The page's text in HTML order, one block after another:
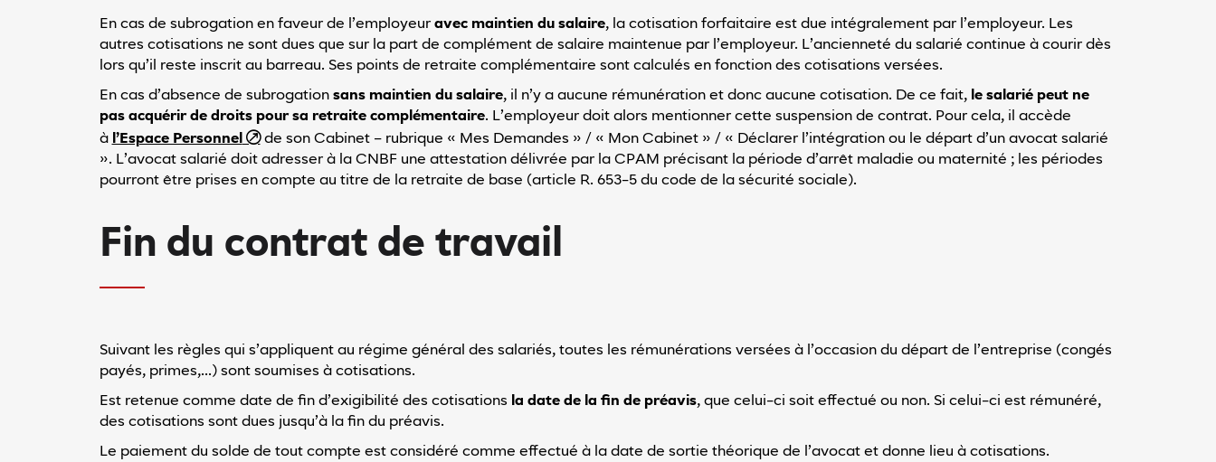
En cas de subrogation en faveur de l’employeur avec maintien du salaire, la cotisation forfaitaire est due intégralement par l’employeur. Les
autres cotisations ne sont dues que sur la part de complément de salaire maintenue par l’employeur. L’ancienneté du salarié continue à courir dès
lors qu’il reste inscrit au barreau. Ses points de retraite complémentaire sont calculés en fonction des cotisations versées.
En cas d’absence de subrogation sans maintien du salaire, il n’y a aucune rémunération et donc aucune cotisation. De ce fait, le salarié peut ne
pas acquérir de droits pour sa retraite complémentaire. L’employeur doit alors mentionner cette suspension de contrat. Pour cela, il accède
à l’Espace Personnel
de son Cabinet – rubrique « Mes Demandes » / « Mon Cabinet » / « Déclarer l’intégration ou le départ d’un avocat salarié
». L’avocat salarié doit adresser à la CNBF une attestation délivrée par la CPAM précisant la période d’arrêt maladie ou maternité ; les périodes
pourront être prises en compte au titre de la retraite de base (article R. 653-5 du code de la sécurité sociale).
Fin du contrat de travail
Suivant les règles qui s’appliquent au régime général des salariés, toutes les rémunérations versées à l’occasion du départ de l’entreprise (congés
payés, primes,…) sont soumises à cotisations.
Est retenue comme date de fin d’exigibilité des cotisations la date de la fin de préavis, que celui-ci soit effectué ou non. Si celui-ci est rémunéré,
des cotisations sont dues jusqu’à la fin du préavis.
Le paiement du solde de tout compte est considéré comme effectué à la date de sortie théorique de l’avocat et donne lieu à cotisations.